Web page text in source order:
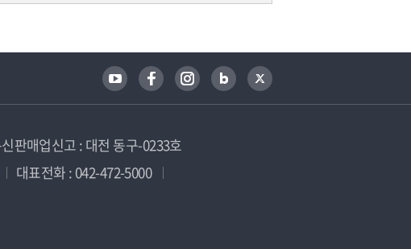
판매업신고 : 대전 동구-0233호
대표전화 : 042-472-5000